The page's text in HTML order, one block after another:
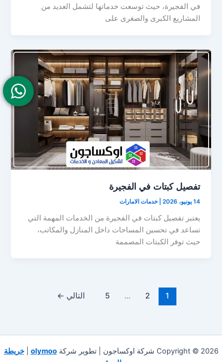
في الفجيرة، حيث توسعت خدماتها لتشمل العديد من
المشاريع الكبرى والصغرى على
تفصيل كبتات في الفجيرة
14 يونيو، 2026 |خدمات الامارات
يعتبر تفصيل كبتات في الفجيرة من الخدمات المهمة التي
تساعد في تحسين المساحات داخل المنازل والمكاتب،
حيث توفر الكبتات المصممة
1
2
…
5 التالي ←
Copyright © 2026 شركة اوكساجون | تطوير شركة olymoo
|خريطة